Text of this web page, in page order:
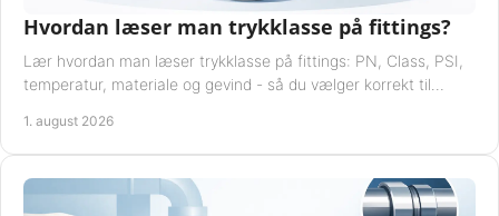
Hvordan læser man trykklasse på fittings?
Lær hvordan man læser trykklasse på fittings: PN, Class, PSI,
temperatur, materiale og gevind - så du vælger korrekt til
1. august 2026